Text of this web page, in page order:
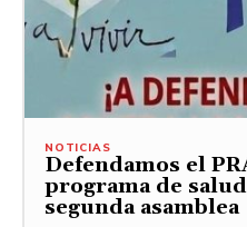
NOTICIAS
Defendamos el
programa de
segunda asamblea